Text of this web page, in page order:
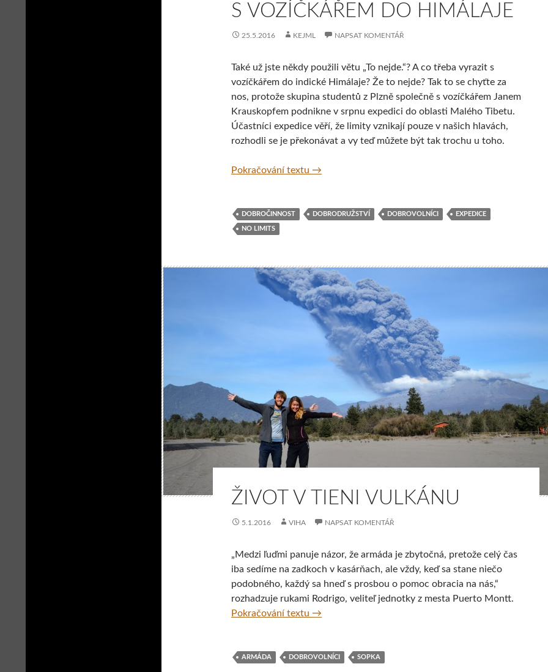
S VOZÍČKÁŘEM DO HIMÁLAJE
25.5.2016 KEJML NAPSAT KOMENTÁŘ
Také už jste někdy použili větu „To nejde.“? A co třeba vyrazit s
vozíčkářem do indické Himálaje? Že to nejde? Tak to se chyťte za
nos, protože skupina studentů z Plzně společně s vozíčkářem Janem
Krauskopfem podnikne v srpnu expedici do oblasti Malého Tibetu.
Účastníci expedice věří, že limity vznikají pouze v našich hlavách,
rozhodli se je překonávat a vy teď můžete být tak trochu u toho.
Pokračování textu Expedice No Limits Himalaya 2016 aneb S vozíčkářem
→
DOBROČINNOST DOBRODRUŽSTVÍ DOBROVOLNÍCI EXPEDICE
NO LIMITS
ŽIVOT V TIENI VULKÁNU
5.1.2016 VIHA NAPSAT KOMENTÁŘ
„Medzi ľuďmi panuje názor, že armáda je zbytočná, pretože celý čas
iba sedíme na zadkoch v kasárňach, ale vždy, keď sa stane niečo
podobného, každý sa hneď s prosbou o pomoc obracia na nás,“
rozhadzuje rukami Rodrigo, veliteľ jednotky z mesta Puerto Montt.
Pokračování textu Život v tieni vulkánu
→
ARMÁDA DOBROVOLNÍCI SOPKA